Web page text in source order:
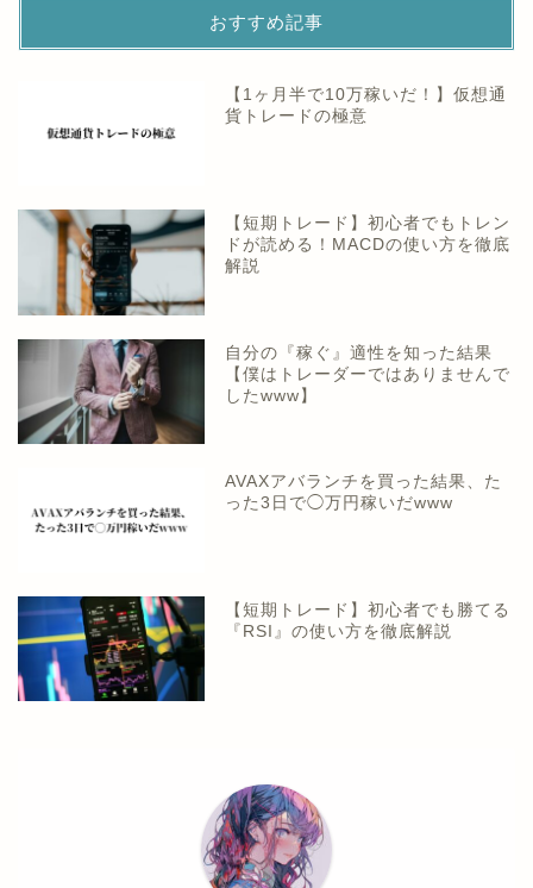
おすすめ記事
【1ヶ月半で10万稼いだ！】仮想通
貨トレードの極意
【短期トレード】初心者でもトレン
ドが読める！MACDの使い方を徹底
解説
自分の『稼ぐ』適性を知った結果
【僕はトレーダーではありませんで
したwww】
AVAXアバランチを買った結果、た
った3日で◯万円稼いだwww
【短期トレード】初心者でも勝てる
『RSI』の使い方を徹底解説